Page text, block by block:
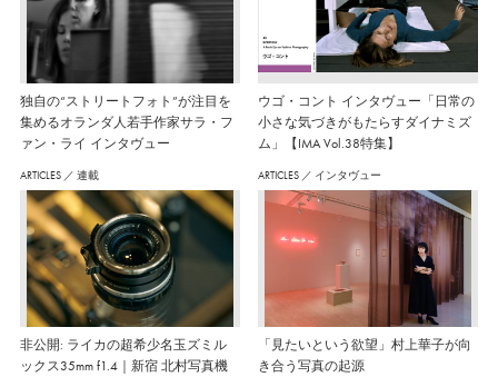
独自の“ストリートフォト”が注目を
集めるオランダ人若手作家サラ・フ
ァン・ライ インタヴュー
ウゴ・コント インタヴュー「日常の
小さな気づきがもたらすダイナミズ
ム」【IMA Vol.38特集】
ARTICLES ／ 連載
非公開: ライカの超希少名玉ズミル
ックス35mm f1.4｜新宿 北村写真機
ARTICLES ／ インタヴュー
「見たいという欲望」村上華子が向
き合う写真の起源